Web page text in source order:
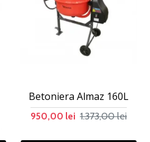
Betoniera Almaz 160L
950,00 lei 1.373,00 lei